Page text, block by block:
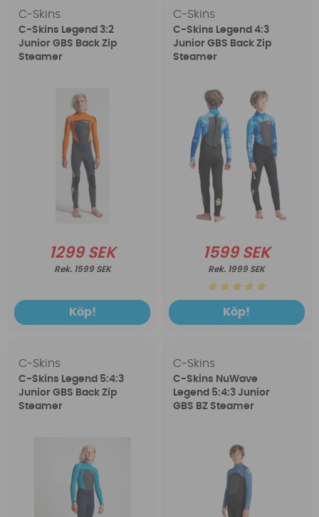
C-Skins
C-Skins Legend 3:2
Junior GBS Back Zip
Steamer
1299 SEK
1599 SEK
Köp!
C-Skins
C-Skins Legend 4:3
Junior GBS Back Zip
Steamer
1599 SEK
1999 SEK
Köp!
C-Skins
C-Skins Legend 5:4:3
Junior GBS Back Zip
Steamer
C-Skins
C-Skins NuWave
Legend 5:4:3 Junior
GBS BZ Steamer